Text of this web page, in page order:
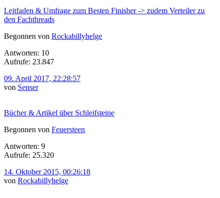
Leitfaden & Umfrage zum Besten Finisher -> zudem Verteiler zu
den Fachthreads
Begonnen von Rockabillyhelge
Antworten: 10
Aufrufe: 23.847
09. April 2017, 22:28:57
von Senser
Bücher & Artikel über Schleifsteine
Begonnen von Feuersteen
Antworten: 9
Aufrufe: 25.320
14. Oktober 2015, 00:26:18
von Rockabillyhelge